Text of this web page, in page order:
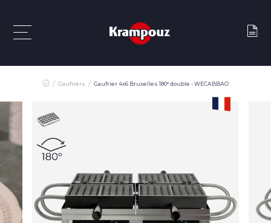
Gaufriers Gaufrier 4x6 Bruxelles 180° double - WECABBAO